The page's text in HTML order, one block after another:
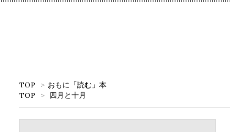
TOP > おもに「読む」本
TOP
> 四月と十月